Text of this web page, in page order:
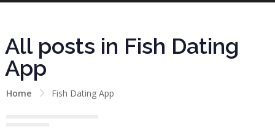
All posts in Fish Dating
App
Home Fish Dating App